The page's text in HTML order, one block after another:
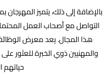
بالإضافة إلى ذلك، يتميز
التواصل مع أصحاب العمل
هذا المجال. يعد معرض
والمهنيين ذوي الخبرة للعثور
حياتهم